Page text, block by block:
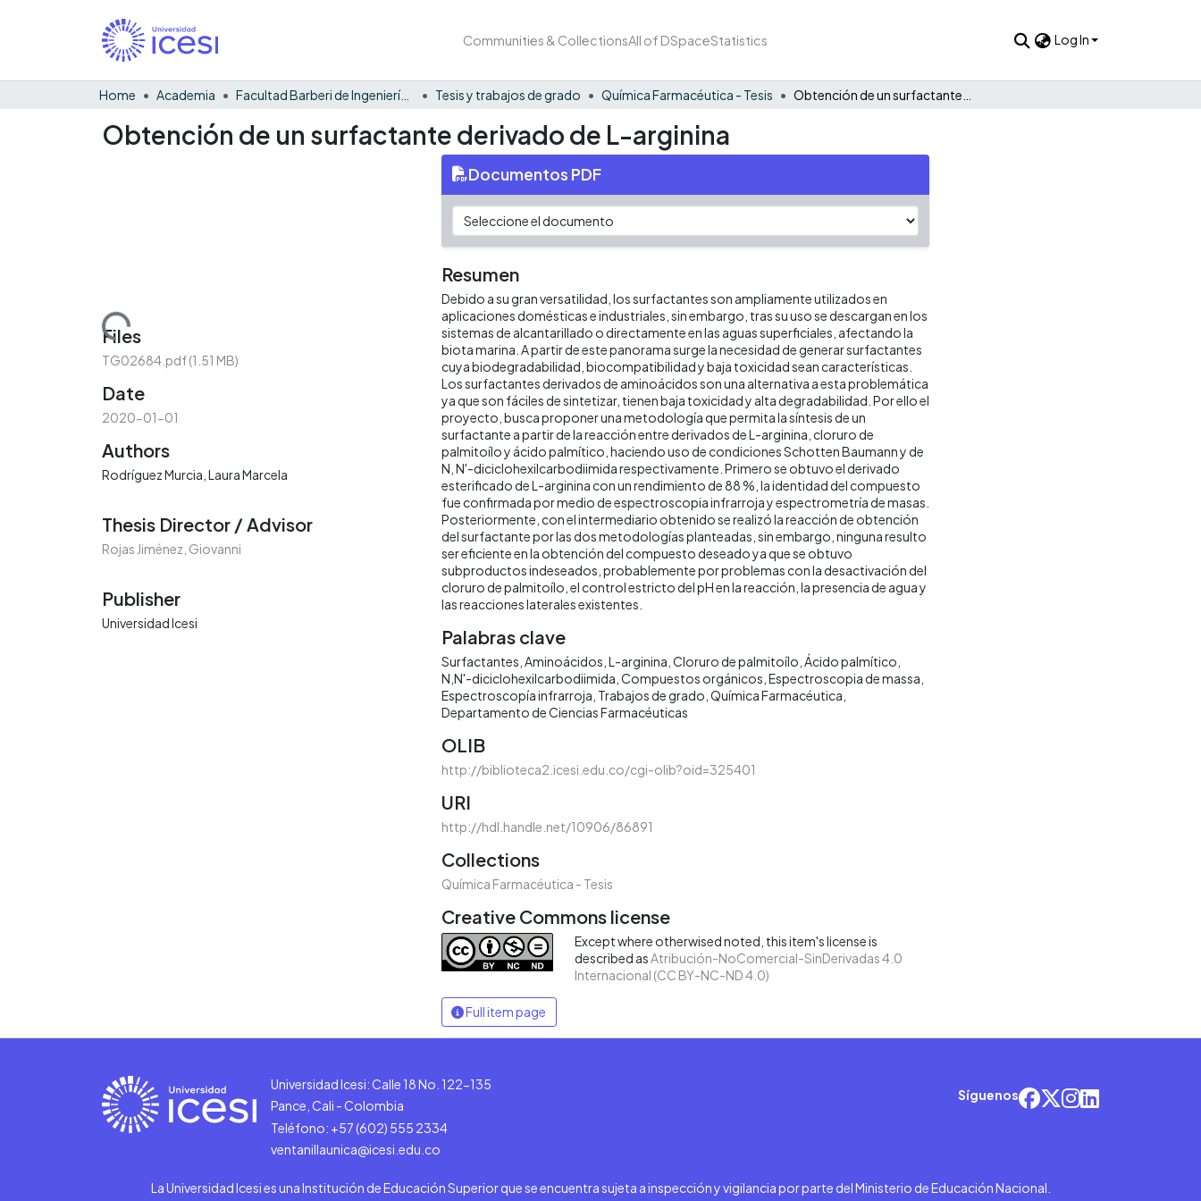
Communities & CollectionsAll of DSpaceStatistics Log In
Home Academia Facultad Barberi de Ingeniería, Diseño y Ciencias Aplicadas Tesis y trabajos de grado Química Farmacéutica - Tesis
Obtención de un surfactante derivado de L-arginina
Loading...
Files
TG02684.pdf(1.51 MB)
Date
2020-01-01
Authors
Rodríguez Murcia, Laura Marcela
Thesis Director / Advisor
Rojas Jiménez, Giovanni
Publisher
Universidad Icesi
Documentos PDF
Resumen
Debido a su gran versatilidad, los surfactantes son ampliamente utilizados en
aplicaciones domésticas e industriales, sin embargo, tras su uso se descargan en los
sistemas de alcantarillado o directamente en las aguas superficiales, afectando la
biota marina. A partir de este panorama surge la necesidad de generar surfactantes
cuya biodegradabilidad, biocompatibilidad y baja toxicidad sean características.
Los surfactantes derivados de aminoácidos son una alternativa a esta problemática
ya que son fáciles de sintetizar, tienen baja toxicidad y alta degradabilidad. Por ello el
proyecto, busca proponer una metodología que permita la síntesis de un
surfactante a partir de la reacción entre derivados de L-arginina, cloruro de
palmitoílo y ácido palmítico, haciendo uso de condiciones Schotten Baumann y de
N, N'-diciclohexilcarbodiimida respectivamente. Primero se obtuvo el derivado
esterificado de L-arginina con un rendimiento de 88 %, la identidad del compuesto
fue confirmada por medio de espectroscopia infrarroja y espectrometría de masas.
Posteriormente, con el intermediario obtenido se realizó la reacción de obtención
del surfactante por las dos metodologías planteadas, sin embargo, ninguna resulto
ser eficiente en la obtención del compuesto deseado ya que se obtuvo
subproductos indeseados, probablemente por problemas con la desactivación del
cloruro de palmitoílo, el control estricto del pH en la reacción, la presencia de agua y
las reacciones laterales existentes.
Palabras clave
Surfactantes Aminoácidos L-arginina Cloruro de palmitoílo Ácido palmítico
N,N'-diciclohexilcarbodiimida Compuestos orgánicos Espectroscopia de massa
Espectroscopía infrarroja Trabajos de grado Química Farmacéutica
Departamento de Ciencias Farmacéuticas
OLIB
http://biblioteca2.icesi.edu.co/cgi-olib?oid=325401
URI
http://hdl.handle.net/10906/86891
Collections
Química Farmacéutica - Tesis
Creative Commons license
Except where otherwised noted, this item's license is
described as Atribución-NoComercial-SinDerivadas 4.0
Internacional (CC BY-NC-ND 4.0)
Full item page
Universidad Icesi: Calle 18 No. 122-135
Pance, Cali - Colombia
Teléfono: +57 (602) 555 2334
ventanillaunica@icesi.edu.co
Síguenos
La Universidad Icesi es una Institución de Educación Superior que se encuentra sujeta a inspección y vigilancia por parte del Ministerio de Educación Nacional.